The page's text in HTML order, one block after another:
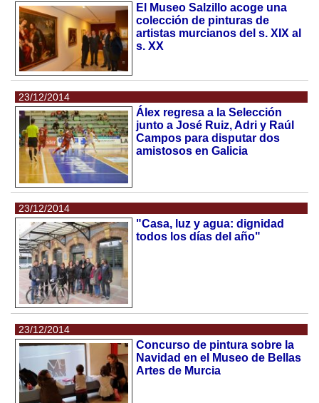
El Museo Salzillo acoge una
colección de pinturas de
artistas murcianos del s. XIX al
s. XX
23/12/2014
Álex regresa a la Selección
junto a José Ruiz, Adri y Raúl
Campos para disputar dos
amistosos en Galicia
23/12/2014
"Casa, luz y agua: dignidad
todos los días del año"
23/12/2014
Concurso de pintura sobre la
Navidad en el Museo de Bellas
Artes de Murcia